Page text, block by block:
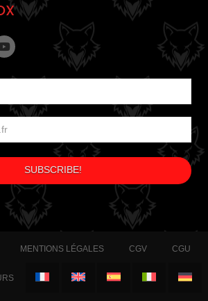
MENTIONS LÉGALES CGV CGU